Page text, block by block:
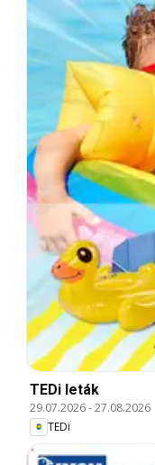
TEDi leták
29.07.2026-27.08.2026
TEDi